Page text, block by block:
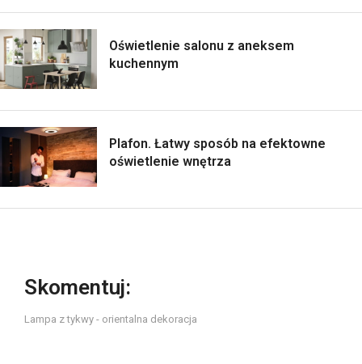
Oświetlenie salonu z aneksem
kuchennym
Plafon. Łatwy sposób na efektowne
oświetlenie wnętrza
Skomentuj:
Lampa z tykwy - orientalna dekoracja